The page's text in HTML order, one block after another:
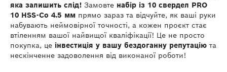
яка залишить слід! Замовте набір із 10 свердел PRO
10 HSS-Co 4.5 мм прямо зараз та відчуйте, як ваші руки
набувають неймовірної точності, а кожен проєкт стає
втіленням вашої найвищої кваліфікації! Це не просто
покупка, це інвестиція у вашу бездоганну репутацію та
нескінченне задоволення від виконаної роботи!